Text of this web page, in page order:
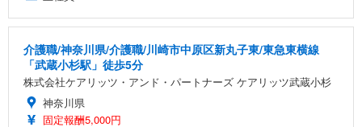
介護職/神奈川県/介護職/川崎市中原区新丸子東/東急東横線
「武蔵小杉駅」徒歩5分
株式会社ケアリッツ・アンド・パートナーズ ケアリッツ武蔵小杉
神奈川県
固定報酬5,000円